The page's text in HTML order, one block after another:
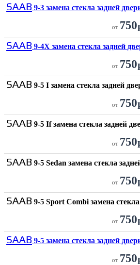
SAAB 9-3 замена стекла задней
от 750
SAAB 9-4X замена стекла задней
от 750
SAAB 9-5 I замена стекла задней
от 750
SAAB 9-5 If замена стекла задней
от 750
SAAB 9-5 Sedan замена стекла
от 750
SAAB 9-5 Sport Combi замена
от 750
SAAB 9-5 замена стекла задней
от 750